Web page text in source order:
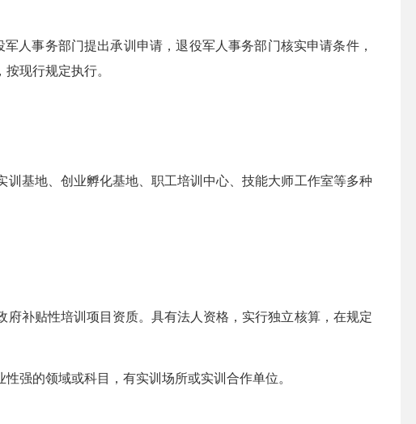
事务部门提出承训申请，退役军人事务部门核实申请条件，
现行规定执行。
基地、创业孵化基地、职工培训中心、技能大师工作室等多种
补贴性培训项目资质。具有法人资格，实行独立核算，在规定
强的领域或科目，有实训场所或实训合作单位。